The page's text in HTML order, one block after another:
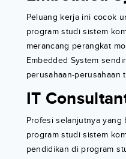
Peluang kerja ini cocok
program studi sistem
merancang perangkat
Embedded System
perusahaan-perusahaan
IT
Profesi selanjutnya yang
program studi sistem
pendidikan di program